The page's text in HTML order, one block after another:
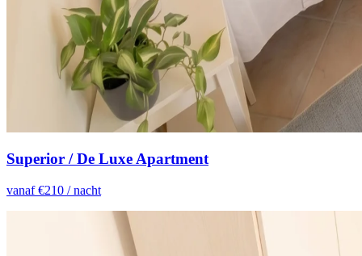
Superior / De Luxe Apartment
vanaf €210 / nacht